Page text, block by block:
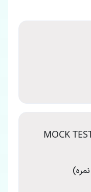
MOCK